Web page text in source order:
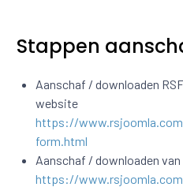
Stappen
Aanschaf / downloaden
website
https://
form.html
Aanschaf / downloaden
https://